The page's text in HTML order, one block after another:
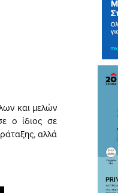
και μελών
ο ίδιος σε
αλλά